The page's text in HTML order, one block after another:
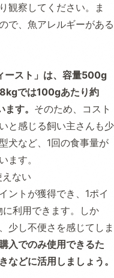
観察してください。ま
で、魚アレルギーがある
ースト」は、容量500g
では100gあたり約
す。 そのため、コスト
と感じる飼い主さんも少
犬など、1回の食事量が
ます。
ない
ントが獲得でき、1ポイ
利用できます。しか
少し不便さを感じてしま
入でのみ使用できるた
などに活用しましょう。